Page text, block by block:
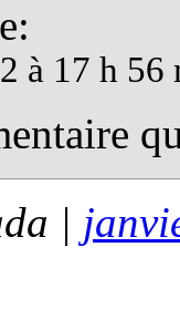
à 17 h 56
|